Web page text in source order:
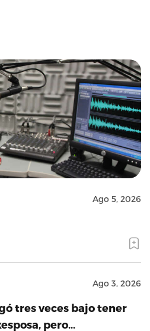
Ago 5, 2026
Ago 3, 2026
tres veces bajo tener
pero…